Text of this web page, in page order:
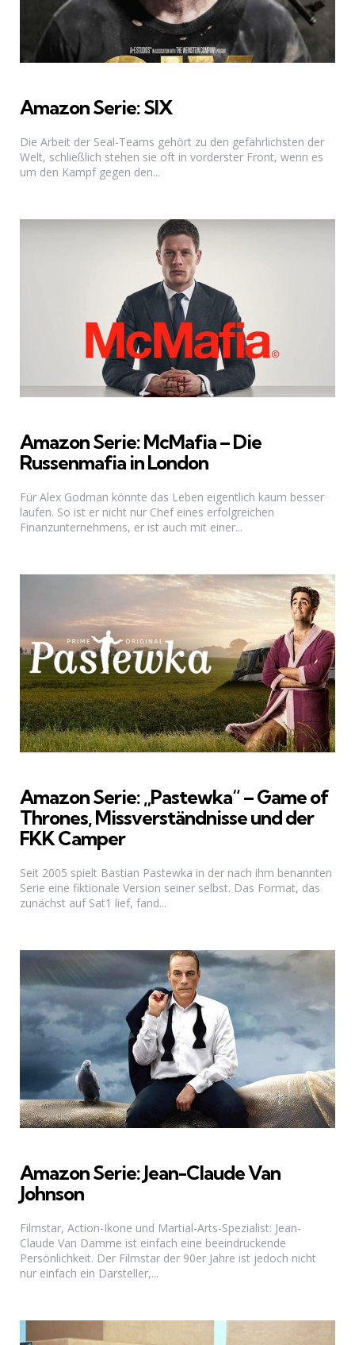
Amazon Serie: SIX
Die Arbeit der Seal-Teams gehört zu den gefährlichsten der
Welt, schließlich stehen sie oft in vorderster Front, wenn es
um den Kampf gegen den...
Amazon Serie: McMafia – Die
Russenmafia in London
Für Alex Godman könnte das Leben eigentlich kaum besser
laufen. So ist er nicht nur Chef eines erfolgreichen
Finanzunternehmens, er ist auch mit einer...
Amazon Serie: „Pastewka“ – Game of
Thrones, Missverständnisse und der
FKK Camper
Seit 2005 spielt Bastian Pastewka in der nach ihm benannten
Serie eine fiktionale Version seiner selbst. Das Format, das
zunächst auf Sat1 lief, fand...
Amazon Serie: Jean-Claude Van
Johnson
Filmstar, Action-Ikone und Martial-Arts-Spezialist: Jean-
Claude Van Damme ist einfach eine beeindruckende
Persönlichkeit. Der Filmstar der 90er Jahre ist jedoch nicht
nur einfach ein Darsteller,...